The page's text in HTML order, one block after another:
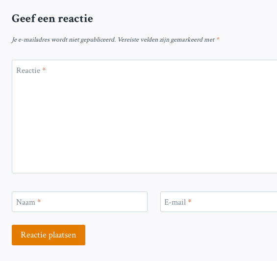
Geef een reactie
Je e-mailadres wordt niet gepubliceerd. Vereiste velden zijn gemarkeerd met*
Reactie*
Naam* E-mail*